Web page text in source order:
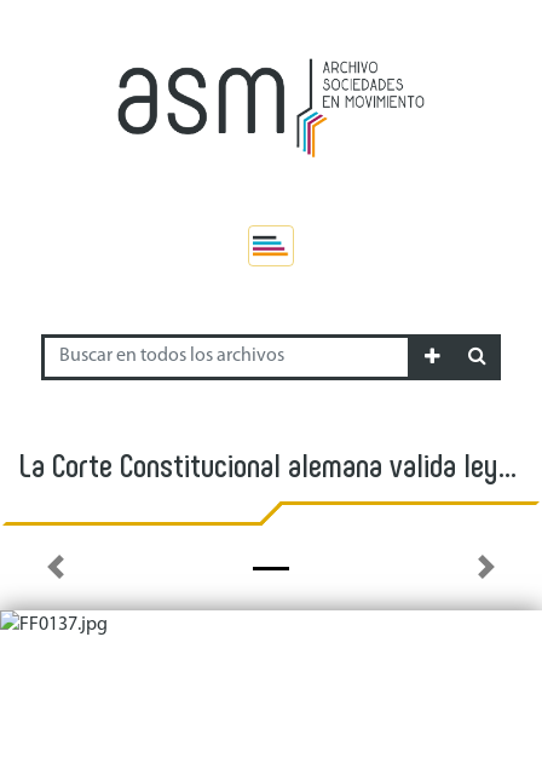
La Corte Constitucional alemana valida ley
sobre parejas homosexuales.
Previous Next